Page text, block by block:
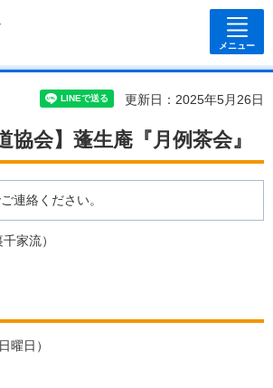
メニュー
更新日：2025年5月26日
協会】蓬生庵『月例茶会』
連絡ください。
家流）
曜日）